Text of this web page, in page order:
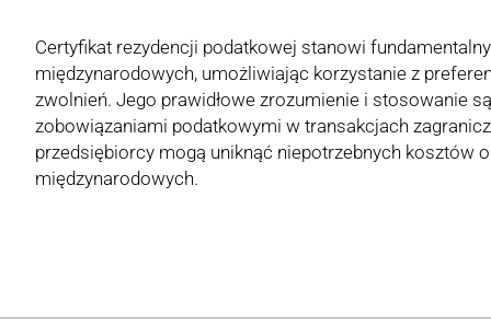
Certyfikat rezydencji podatkowej stanowi
międzynarodowych, umożliwiając korzystanie z
zwolnień. Jego prawidłowe zrozumienie i stosowanie
zobowiązaniami podatkowymi w transakcjach
przedsiębiorcy mogą uniknąć niepotrzebnych kosztów
międzynarodowych.